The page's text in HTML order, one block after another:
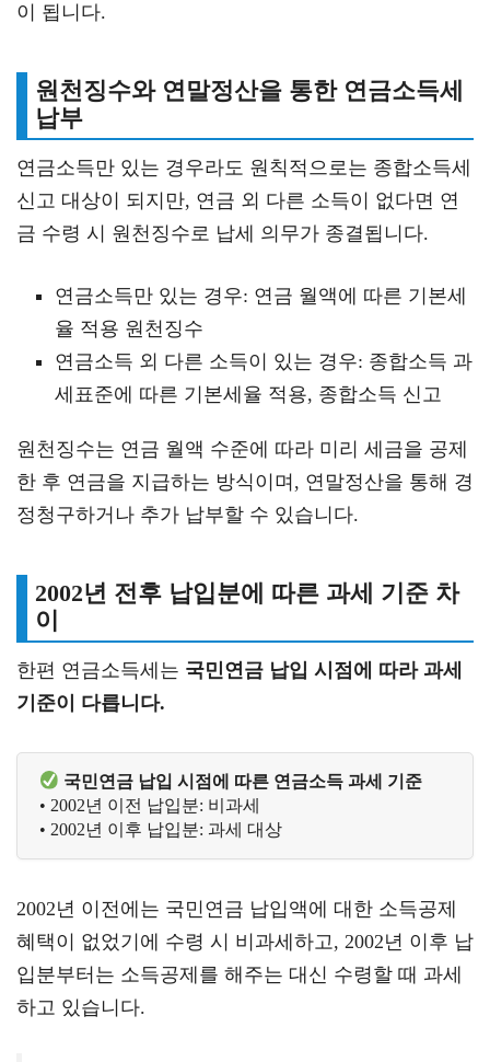
이 됩니다.
원천징수와 연말정산을 통한 연금소득세
납부
연금소득만 있는 경우라도 원칙적으로는 종합소득세
신고 대상이 되지만, 연금 외 다른 소득이 없다면 연
금 수령 시 원천징수로 납세 의무가 종결됩니다.
연금소득만 있는 경우: 연금 월액에 따른 기본세
율 적용 원천징수
연금소득 외 다른 소득이 있는 경우: 종합소득 과
세표준에 따른 기본세율 적용, 종합소득 신고
원천징수는 연금 월액 수준에 따라 미리 세금을 공제
한 후 연금을 지급하는 방식이며, 연말정산을 통해 경
정청구하거나 추가 납부할 수 있습니다.
2002년 전후 납입분에 따른 과세 기준 차
이
한편 연금소득세는 국민연금 납입 시점에 따라 과세
기준이 다릅니다.
국민연금 납입 시점에 따른 연금소득 과세 기준
• 2002년 이전 납입분: 비과세
• 2002년 이후 납입분: 과세 대상
2002년 이전에는 국민연금 납입액에 대한 소득공제
혜택이 없었기에 수령 시 비과세하고, 2002년 이후 납
입분부터는 소득공제를 해주는 대신 수령할 때 과세
하고 있습니다.